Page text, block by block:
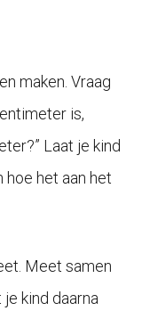
maken. Vraag
is,
Laat je kind
hoe het aan het
Meet samen
kind daarna